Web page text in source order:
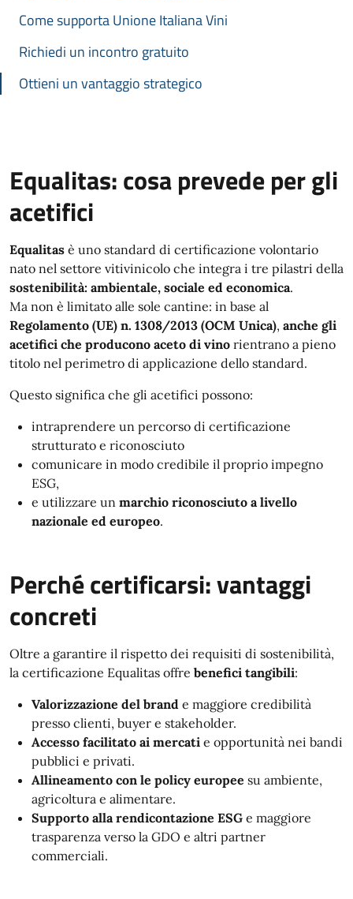
Come supporta Unione Italiana Vini
Richiedi un incontro gratuito
Ottieni un vantaggio strategico
Equalitas: cosa prevede per gli
acetifici
Equalitas è uno standard di certificazione volontario
nato nel settore vitivinicolo che integra i tre pilastri della
sostenibilità: ambientale, sociale ed economica.
Ma non è limitato alle sole cantine: in base al
Regolamento (UE) n. 1308/2013 (OCM Unica), anche gli
acetifici che producono aceto di vino rientrano a pieno
titolo nel perimetro di applicazione dello standard.
Questo significa che gli acetifici possono:
intraprendere un percorso di certificazione
strutturato e riconosciuto
comunicare in modo credibile il proprio impegno
ESG,
e utilizzare un marchio riconosciuto a livello
nazionale ed europeo.
Perché certificarsi: vantaggi
concreti
Oltre a garantire il rispetto dei requisiti di sostenibilità,
la certificazione Equalitas offre benefici tangibili:
Valorizzazione del brand e maggiore credibilità
presso clienti, buyer e stakeholder.
Accesso facilitato ai mercati e opportunità nei bandi
pubblici e privati.
Allineamento con le policy europee su ambiente,
agricoltura e alimentare.
Supporto alla rendicontazione ESG e maggiore
trasparenza verso la GDO e altri partner
commerciali.